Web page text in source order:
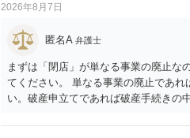
2026年8月7日
匿名A 弁護士
まずは「閉店」が単なる事業の廃止な
てください。 単なる事業の廃止であ
い。破産申立てであれば破産手続きの
に、「独立行政法人労働者健康安全機